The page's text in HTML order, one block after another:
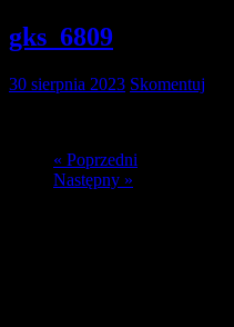
gks_6809
30 sierpnia 2023 Skomentuj
« Poprzedni
Następny »